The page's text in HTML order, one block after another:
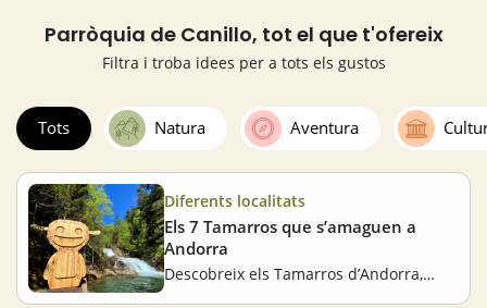
Parròquia de Canillo, tot el que t'ofereix
Filtra i troba idees per a tots els gustos
Tots Natura Aventura
Diferents localitats
Els 7 Tamarros que s’amaguen a
Andorra
Descobreix els Tamarros d’Andorra, una activitat ideal per fer en família